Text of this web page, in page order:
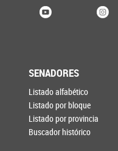
SENADORES
Listado alfabético
Listado por bloque
Listado por provincia
Buscador histórico